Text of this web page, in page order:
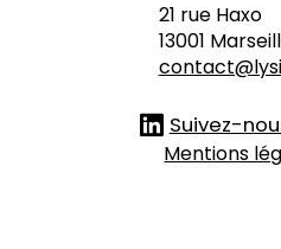
Suivez-
Mentions
21 rue Haxo
13001